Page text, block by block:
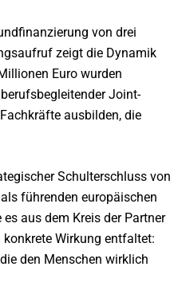
von drei
zeigt die Dynamik
Euro wurden
Joint-
ausbilden, die
Schulterschluss von
führenden europäischen
aus dem Kreis der Partner
Wirkung entfaltet:
den Menschen wirklich